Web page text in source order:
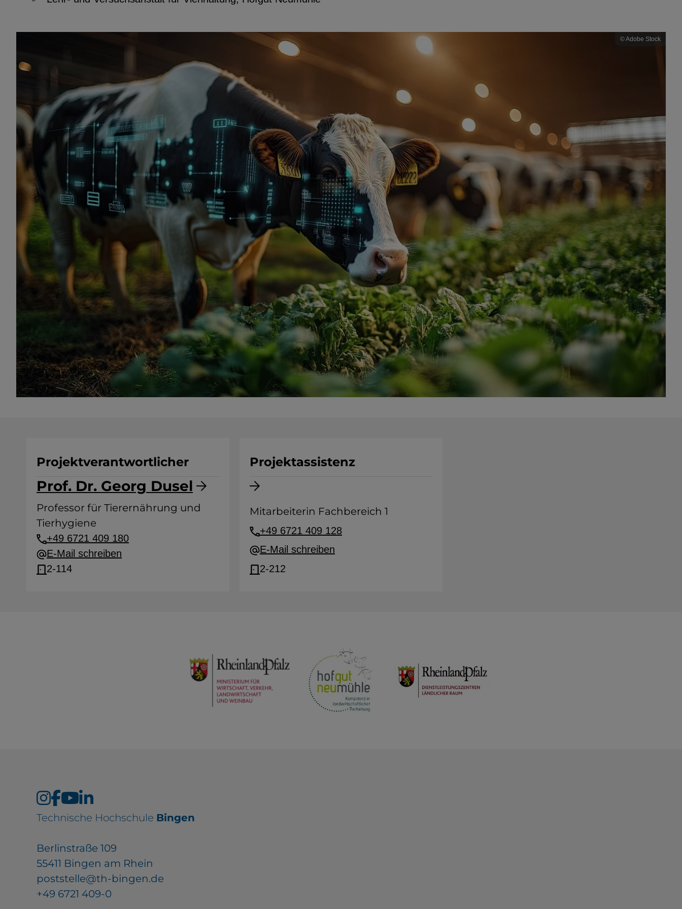
© Adobe Stock
Prof. Dr. Georg Dusel
Projektverantwortlicher
Professor für Tierernährung und
Tierhygiene
+49 6721 409 180
E-Mail schreiben
2-114
Projektassistenz
Mitarbeiterin Fachbereich 1
+49 6721 409 128
E-Mail schreiben
2-212
Technische Hochschule Bingen
Berlinstraße 109
55411 Bingen am Rhein
poststelle@th-bingen.de
+49 6721 409-0
Seitenspezifische Erfassung von Benutzerdaten
durch Drittanbieter, bspw. über das Einbinden
externer Videos, Standortdaten oder
Stellenanzeigen.
YouTube
ChatBot